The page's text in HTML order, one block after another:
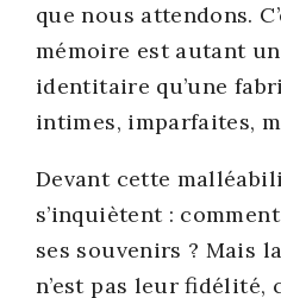
que nous atten­dons.
mémoire est autant
iden­ti­taire qu’une
intimes, impar­faites,
Devant cette
s’inquiètent :
ses sou­ve­nirs ? Mais
n’est pas leur fidé­li­té,